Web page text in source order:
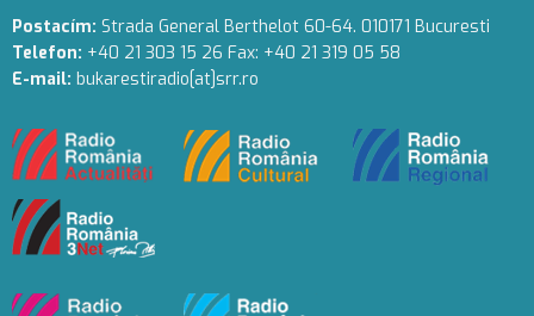
Postacím: Strada General Berthelot 60-64. 010171 Bucuresti
Telefon: +40 21 303 15 26 Fax: +40 21 319 05 58
E-mail: bukarestiradio[at]srr.ro